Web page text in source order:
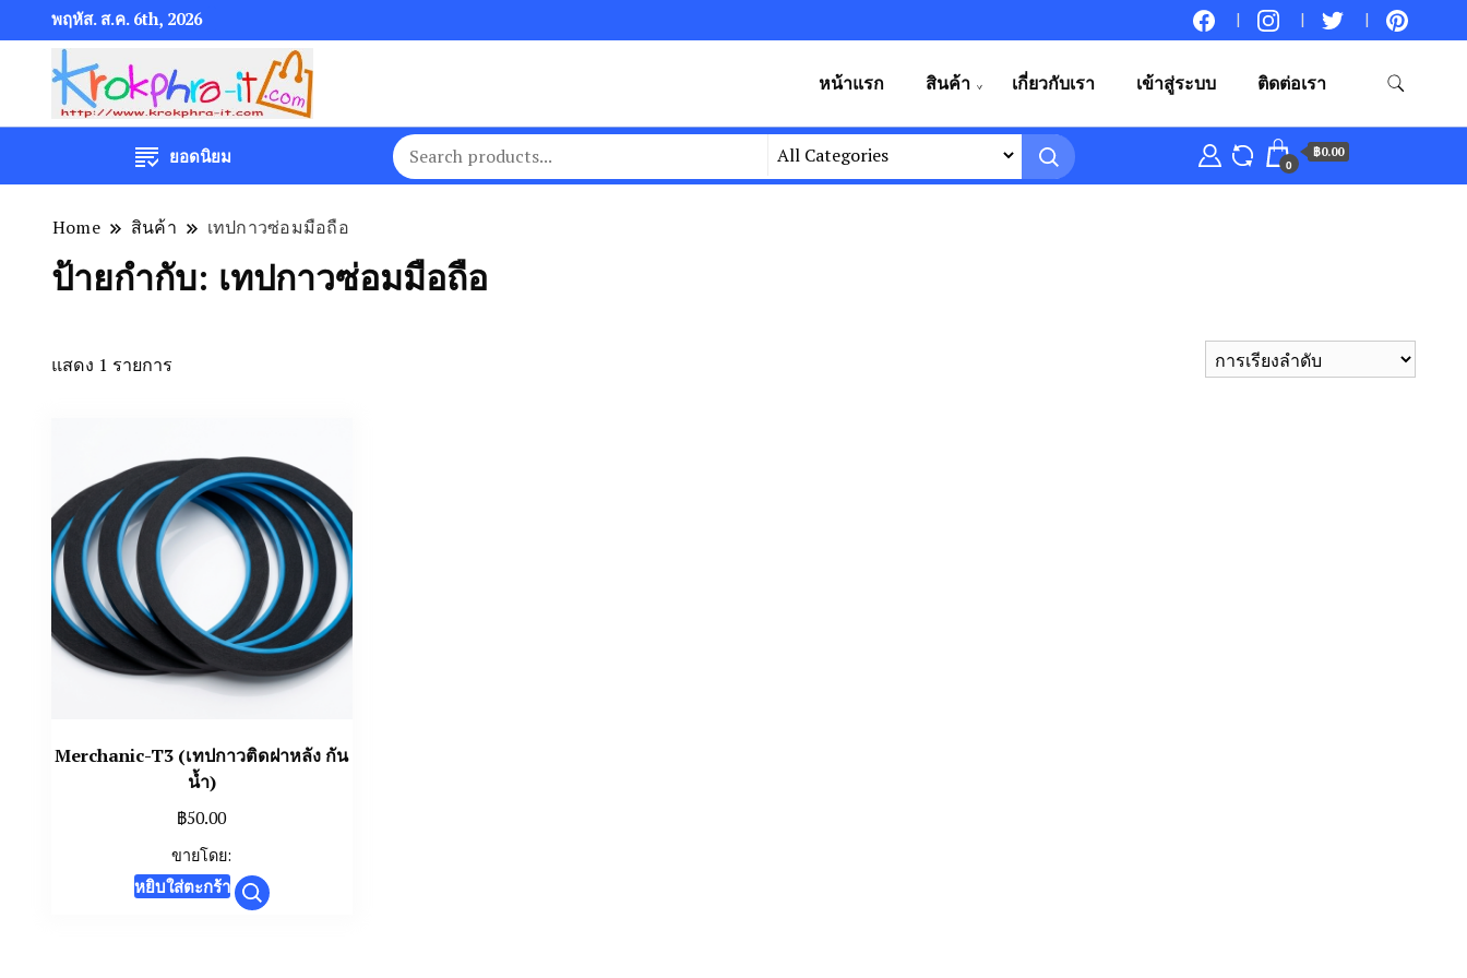
พฤหัส. ส.ค. 6th, 2026
หน้าแรก สินค้า เกี่ยวกับเรา เข้าสู่ระบบ ติดต่อเรา
ยอดนิยม 0
฿0.00
Home สินค้า เทปกาวซ่อมมือถือ
ป้ายกำกับ: เทปกาวซ่อมมือถือ
แสดง 1 รายการ
Merchanic-T3 (เทปกาวติดฝาหลัง กัน
น้ำ)
฿50.00
ขายโดย:
หยิบใส่ตะกร้า